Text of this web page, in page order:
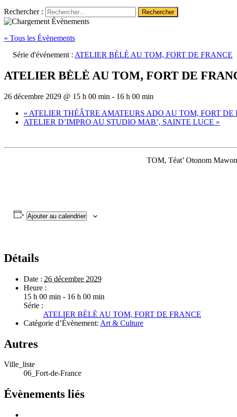
Rechercher :
« Tous les Évènements
Série d'événement : ATELIER BÈLÈ AU TOM, FORT DE FRANCE
ATELIER BÈLÈ AU TOM, FORT DE
26 décembre 2029 @ 15 h 00 min - 16 h 00 min
« ATELIER THÉÂTRE AMATEURS ADO AU TOM, FORT DE
ATELIER D’IMPRO AU STUDIO MAB’, SAINTE LUCE »
TOM, Téat’ Otonom
Ajouter au calendrier
Détails
Date : 26 décembre 2029
Heure :
15 h 00 min - 16 h 00 min
Série :
ATELIER BÈLÈ AU TOM, FORT DE FRANCE
Catégorie d’Évènement: Art & Culture
Autres
Ville_liste
06_Fort-de-France
Évènements liés